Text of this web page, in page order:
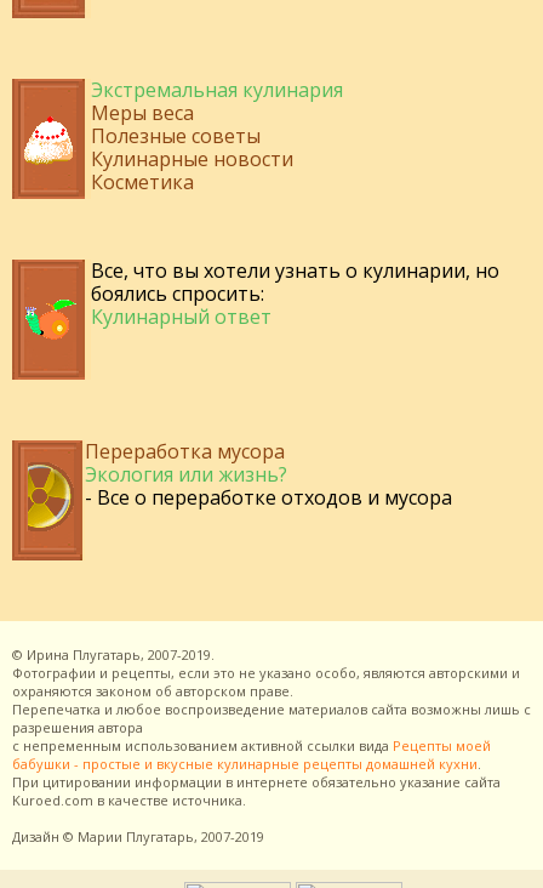
Экстремальная кулинария
Меры веса
Полезные советы
Кулинарные новости
Косметика
Все, что вы хотели узнать о кулинарии, но
боялись спросить:
Кулинарный ответ
Переработка мусора
Экология или жизнь?
- Все о переработке отходов и мусора
© Ирина Плугатарь, 2007-2019.
Фотографии и рецепты, если это не указано особо, являются авторскими и
охраняются законом об авторском праве.
Перепечатка и любое воспроизведение материалов сайта возможны лишь с
разрешения автора
с непременным использованием активной ссылки вида Рецепты моей
бабушки - простые и вкусные кулинарные рецепты домашней кухни
При цитировании информации в интернете обязательно указание сайта
Kuroed.com в качестве источника.
Дизайн © Марии Плугатарь, 2007-2019